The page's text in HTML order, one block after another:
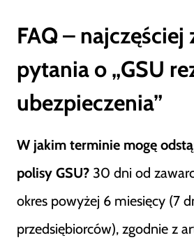
FAQ – najczęściej
pytania o „GSU
ubezpieczenia”
W jakim terminie mogę
polisy GSU? 30 dni od
okres powyżej 6 miesięcy (7
przedsiębiorców), zgodnie z